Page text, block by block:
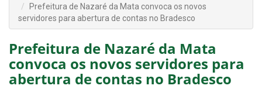
Prefeitura de Nazaré da Mata convoca os novos
servidores para abertura de contas no Bradesco
Prefeitura de Nazaré da Mata
convoca os novos servidores para
abertura de contas no Bradesco